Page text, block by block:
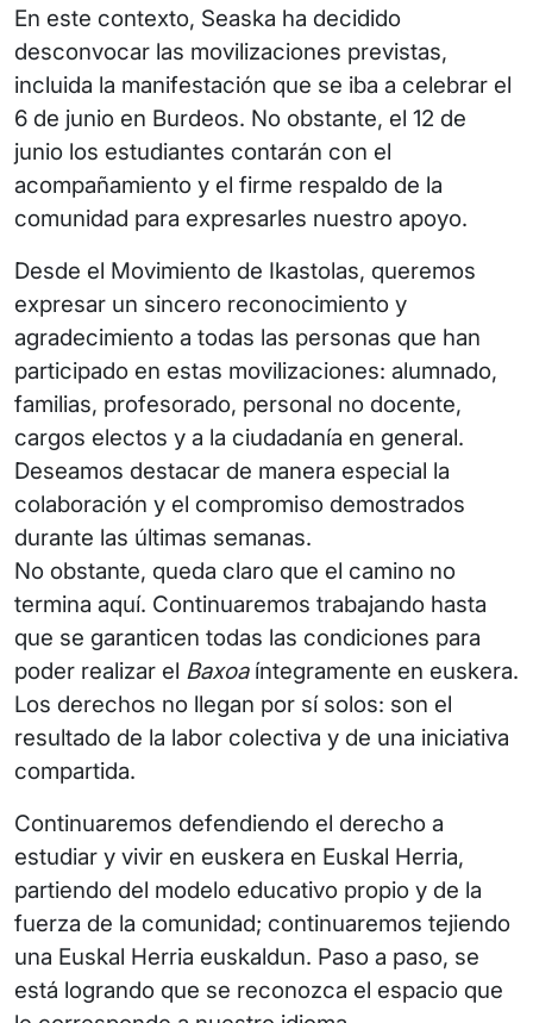
En este contexto, Seaska ha decidido
desconvocar las movilizaciones previstas,
incluida la manifestación que se iba a celebrar el
6 de junio en Burdeos. No obstante, el 12 de
junio los estudiantes contarán con el
acompañamiento y el firme respaldo de la
comunidad para expresarles nuestro apoyo.
Desde el Movimiento de Ikastolas, queremos
expresar un sincero reconocimiento y
agradecimiento a todas las personas que han
participado en estas movilizaciones: alumnado,
familias, profesorado, personal no docente,
cargos electos y a la ciudadanía en general.
Deseamos destacar de manera especial la
colaboración y el compromiso demostrados
durante las últimas semanas.
No obstante, queda claro que el camino no
termina aquí. Continuaremos trabajando hasta
que se garanticen todas las condiciones para
poder realizar el Baxoa íntegramente en euskera.
Los derechos no llegan por sí solos: son el
resultado de la labor colectiva y de una iniciativa
compartida.
Continuaremos defendiendo el derecho a
estudiar y vivir en euskera en Euskal Herria,
partiendo del modelo educativo propio y de la
fuerza de la comunidad; continuaremos tejiendo
una Euskal Herria euskaldun. Paso a paso, se
está logrando que se reconozca el espacio que